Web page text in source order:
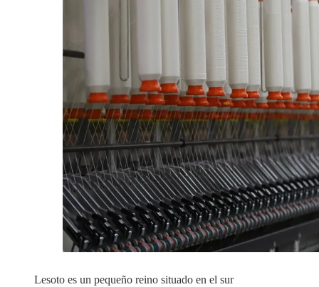
Lesoto es un pequeño reino situado en el sur